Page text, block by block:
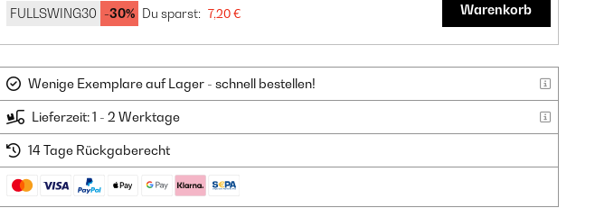
FULLSWING30 -30% Du sparst: 7,20 €
Warenkorb
Wenige Exemplare auf Lager - schnell bestellen!
Lieferzeit: 1 - 2 Werktage
14 Tage Rückgaberecht